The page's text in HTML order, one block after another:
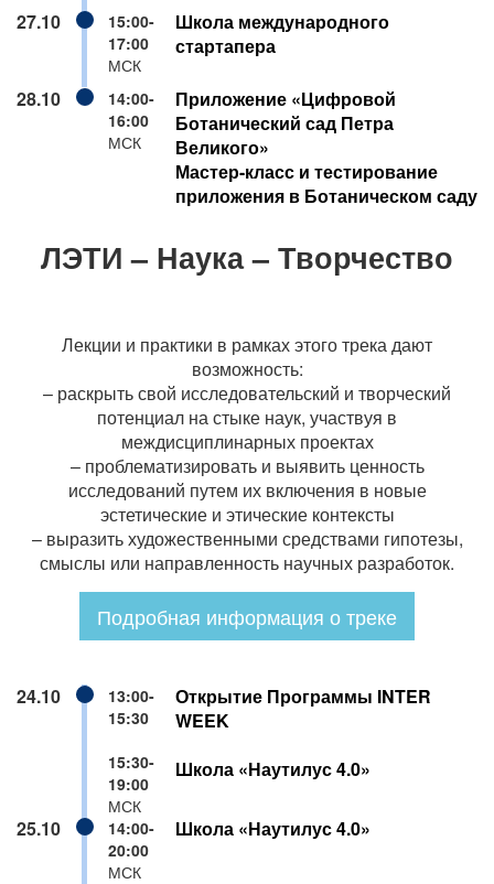
27.10
15:00-
17:00
МСК
Школа международного
стартапера
28.10
14:00-
16:00
МСК
Приложение «Цифровой
Ботанический сад Петра
Великого»
Мастер-класс и тестирование
приложения в Ботаническом саду
ЛЭТИ – Наука – Творчество
Лекции и практики в рамках этого трека дают
возможность:
– раскрыть свой исследовательский и творческий
потенциал на стыке наук, участвуя в
междисциплинарных проектах
– проблематизировать и выявить ценность
исследований путем их включения в новые
эстетические и этические контексты
– выразить художественными средствами гипотезы,
смыслы или направленность научных разработок.
Подробная информация о треке
24.10
13:00-
15:30
15:30-
19:00
МСК
Открытие Программы INTER
WEEK
Школа «Наутилус 4.0»
25.10
14:00-
20:00
МСК
Школа «Наутилус 4.0»